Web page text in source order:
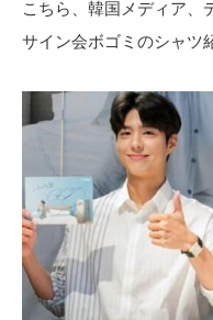
こちら、韓国メディア、
サイン会ボゴミのシャツ